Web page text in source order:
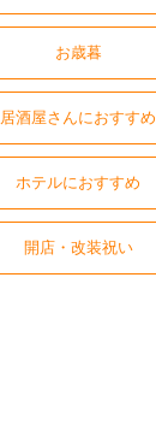
お歳暮
居酒屋さんにおすすめ
ホテルにおすすめ
開店・改装祝い